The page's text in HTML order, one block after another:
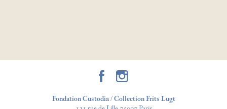
Fondation Custodia / Collection Frits Lugt